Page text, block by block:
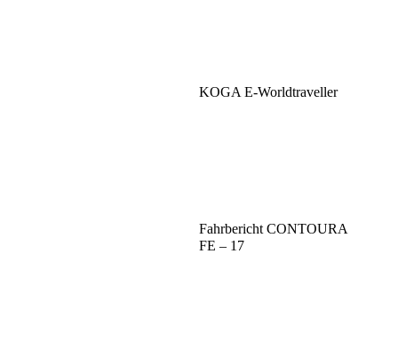
KOGA E-Worldtraveller
Fahrbericht CONTOURA
FE – 17